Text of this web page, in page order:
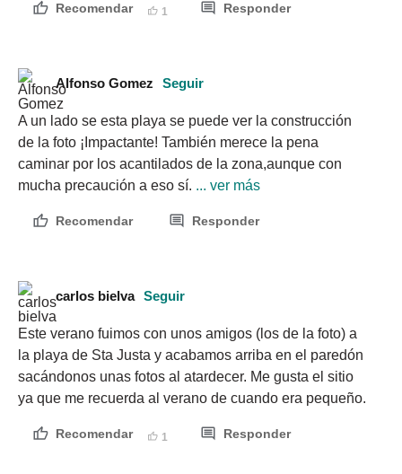
Recomendar 1 Responder
Alfonso Gomez Seguir
A un lado se esta playa se puede ver la construcción
de la foto ¡Impactante! También merece la pena
caminar por los acantilados de la zona,aunque con
mucha precaución a eso sí. ... ver más
Recomendar Responder
carlos bielva Seguir
Este verano fuimos con unos amigos (los de la foto) a
la playa de Sta Justa y acabamos arriba en el paredón
sacándonos unas fotos al atardecer. Me gusta el sitio
ya que me recuerda al verano de cuando era pequeño.
Recomendar 1 Responder